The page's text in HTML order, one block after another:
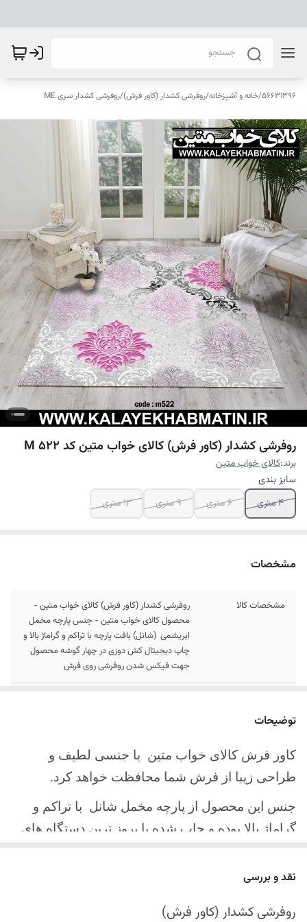
56631396
/خانه و آشپزخانه/روفرشی کشدار (کاور فرش)/روفرشی کشدار سری ME
روفرشی کشدار (کاور فرش) کالای خواب متین کد M 522
برند:کالای خواب متین
سایز بندی
4 متری
6 متری 9 متری 12 متری
مشخصات
مشخصات کالا
روفرشی کشدار (کاور فرش) کالای خواب متین -
محصول کالای خواب متین - جنس پارچه مخمل
ابریشمی (شانل) بافت پارچه با تراکم و گراماژ بالا و
چاپ دیجیتال کش دوزی در چهار گوشه محصول
جهت فیکس شدن روفرشی روی فرش
ارسال کالا
آینده
توضیحات
کاور فرش کالای خواب متین با جنسی لطیف و
طراحی زیبا از فرش شما محافظت خواهد کرد.
جنس این محصول از پارچه مخمل شانل با تراکم و
گراماژ بالا بوده و چاپ شده با بروز ترین دستگاه های
چهار گوشه این محصول با کش باکیفیت دوخته‌شده
نقد و بررسی
روفرشی کشدار (کاور فرش)